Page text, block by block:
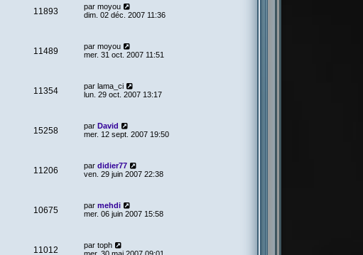
11893 par moyou
dim. 02 déc. 2007 11:36
11489 par moyou
mer. 31 oct. 2007 11:51
11354 par lama_ci
lun. 29 oct. 2007 13:17
15258 par David
mer. 12 sept. 2007 19:50
11206 par didier77
ven. 29 juin 2007 22:38
10675 par mehdi
mer. 06 juin 2007 15:58
11012 par toph